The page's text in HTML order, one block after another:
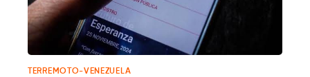
TERREMOTO-VENEZUELA